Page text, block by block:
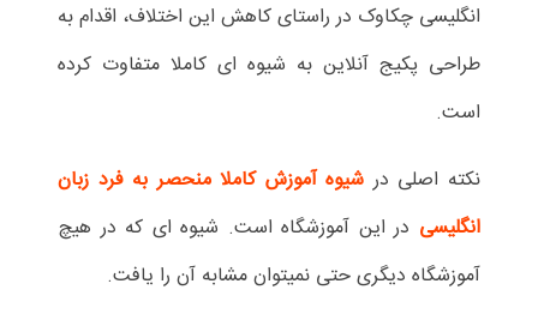
انگلیسی چکاوک در راستای کاهش این اختلاف، اقدام به
طراحی پکیج آنلاین به شیوه ای کاملا متفاوت کرده
است.
نکته اصلی در شیوه آموزش کاملا منحصر به فرد زبان
انگلیسی در این آموزشگاه است. شیوه ای که در هیچ
آموزشگاه دیگری حتی نمیتوان مشابه آن را یافت.